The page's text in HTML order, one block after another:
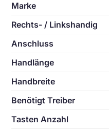
Marke
Rechts- / Linkshandig
Anschluss
Handlänge
Handbreite
Benötigt Treiber
Tasten Anzahl